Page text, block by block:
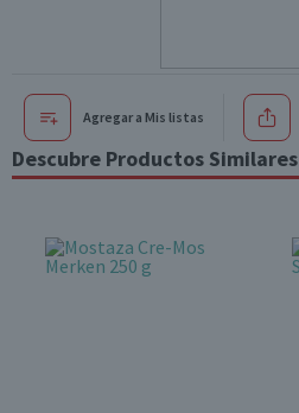
Agregar a Mis listas
Descubre Productos Similares